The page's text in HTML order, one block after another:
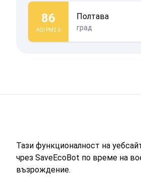
86
AQI PM2.5
Полтава
град
Тази функционалност на
чрез SaveEcoBot по време на
възрождение.